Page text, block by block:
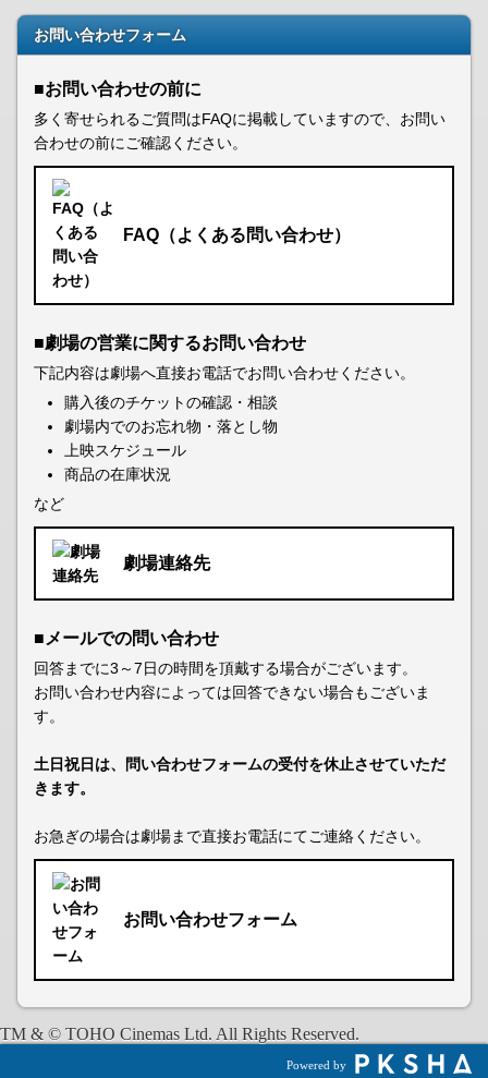
お問い合わせフォーム
■お問い合わせの前に
多く寄せられるご質問はFAQに掲載していますので、お問い
合わせの前にご確認ください。
FAQ（よくある問い合わせ）
■劇場の営業に関するお問い合わせ
下記内容は劇場へ直接お電話でお問い合わせください。
購入後のチケットの確認・相談
劇場内でのお忘れ物・落とし物
上映スケジュール
商品の在庫状況
など
劇場連絡先
■メールでの問い合わせ
回答までに3～7日の時間を頂戴する場合がございます。
お問い合わせ内容によっては回答できない場合もございま
す。
土日祝日は、問い合わせフォームの受付を休止させていただ
きます。
お急ぎの場合は劇場まで直接お電話にてご連絡ください。
お問い合わせフォーム
TM & © TOHO Cinemas Ltd. All Rights Reserved.
Powered by